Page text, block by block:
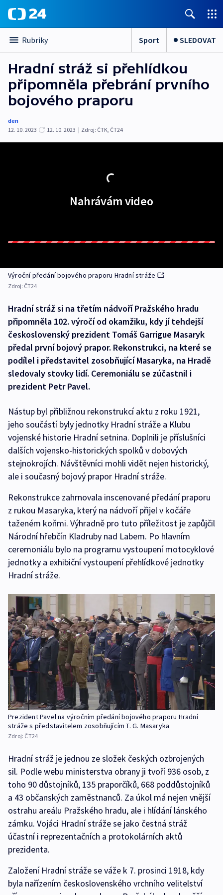
Rubriky Sport SLEDOVAT
Hradní stráž si přehlídkou
připomněla přebrání prvního
bojového praporu
den
12. 10. 2023
12. 10. 2023 | Zdroj: ČTK, ČT24
Nahrávám video
Výroční předání bojového praporu Hradní stráže
Zdroj: ČT24
Hradní stráž si na třetím nádvoří Pražského hradu
připomněla 102. výročí od okamžiku, kdy jí tehdejší
československý prezident Tomáš Garrigue Masaryk
předal první bojový prapor. Rekonstrukci, na které se
podílel i představitel zosobňující Masaryka, na Hradě
sledovaly stovky lidí. Ceremoniálu se zúčastnil i
prezident Petr Pavel.
Nástup byl přibližnou rekonstrukcí aktu z roku 1921,
jeho součástí byly jednotky Hradní stráže a Klubu
vojenské historie Hradní setnina. Doplnili je příslušníci
dalších vojensko-historických spolků v dobových
stejnokrojích. Návštěvníci mohli vidět nejen historický,
ale i současný bojový prapor Hradní stráže.
Rekonstrukce zahrnovala inscenované předání praporu
z rukou Masaryka, který na nádvoří přijel v kočáře
taženém koňmi. Výhradně pro tuto příležitost je zapůjčil
Národní hřebčín Kladruby nad Labem. Po hlavním
ceremoniálu bylo na programu vystoupení motocyklové
jednotky a exhibiční vystoupení přehlídkové jednotky
Hradní stráže.
Prezident Pavel na výročním předání bojového praporu Hradní
stráže s představitelem zosobňujícím T. G. Masaryka
Zdroj: ČT24
Hradní stráž je jednou ze složek českých ozbrojených
sil. Podle webu ministerstva obrany ji tvoří 936 osob, z
toho 90 důstojníků, 135 praporčíků, 668 poddůstojníků
a 43 občanských zaměstnanců. Za úkol má nejen vnější
ostrahu areálu Pražského hradu, ale i hlídání lánského
zámku. Vojáci Hradní stráže se jako čestná stráž
účastní i reprezentačních a protokolárních aktů
prezidenta.
Založení Hradní stráže se váže k 7. prosinci 1918, kdy
byla nařízením československého vrchního velitelství